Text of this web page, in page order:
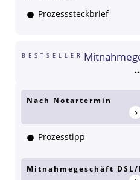
Prozesssteckbrief
BESTSELLER
Nach Notartermin
Prozesstipp
Mitnahmegeschäft DSL/